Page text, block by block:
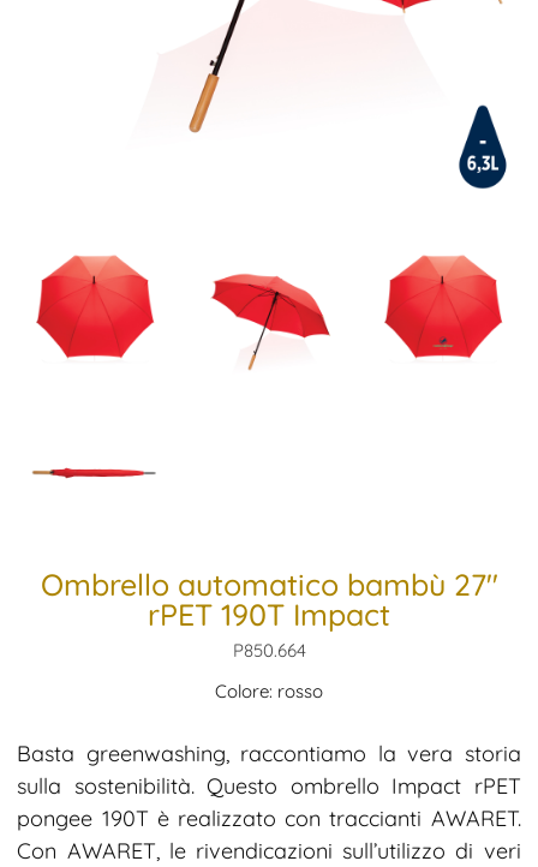
Ombrello automatico bambù 27″
rPET 190T Impact
P850.664
Colore: rosso
Basta greenwashing, raccontiamo la vera storia
sulla sostenibilità. Questo ombrello Impact rPET
pongee 190T è realizzato con traccianti AWARET.
Con AWARET, le rivendicazioni sull’utilizzo di veri